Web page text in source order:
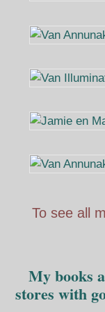
To see all
My books
stores with